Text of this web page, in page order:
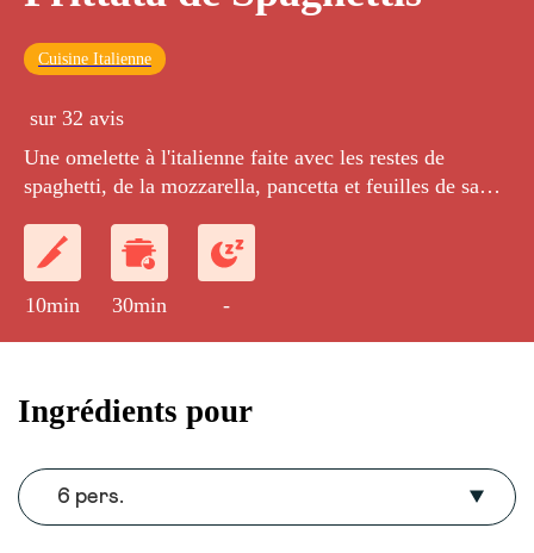
Cuisine Italienne
sur 32 avis
Une omelette à l'italienne faite avec les restes de
spaghetti, de la mozzarella, pancetta et feuilles de sauge
10min 30min -
Ingrédients pour
6 pers.